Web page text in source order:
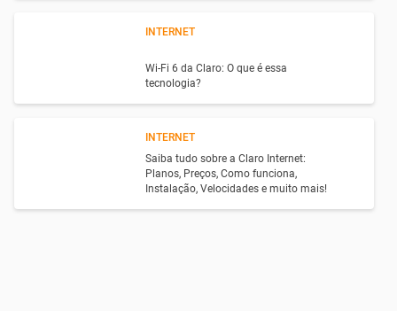
INTERNET
Wi-Fi 6 da Claro: O que é essa
tecnologia?
INTERNET
Saiba tudo sobre a Claro Internet:
Planos, Preços, Como funciona,
Instalação, Velocidades e muito mais!